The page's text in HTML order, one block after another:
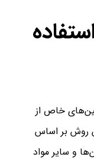
خاص از
روش بر اساس
و سایر مواد